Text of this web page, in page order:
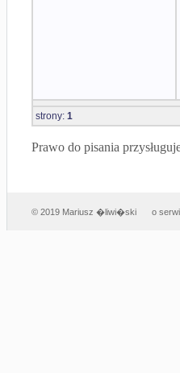
strony: 1
Prawo do pisania
© 2019 Mariusz �liwi�ski o